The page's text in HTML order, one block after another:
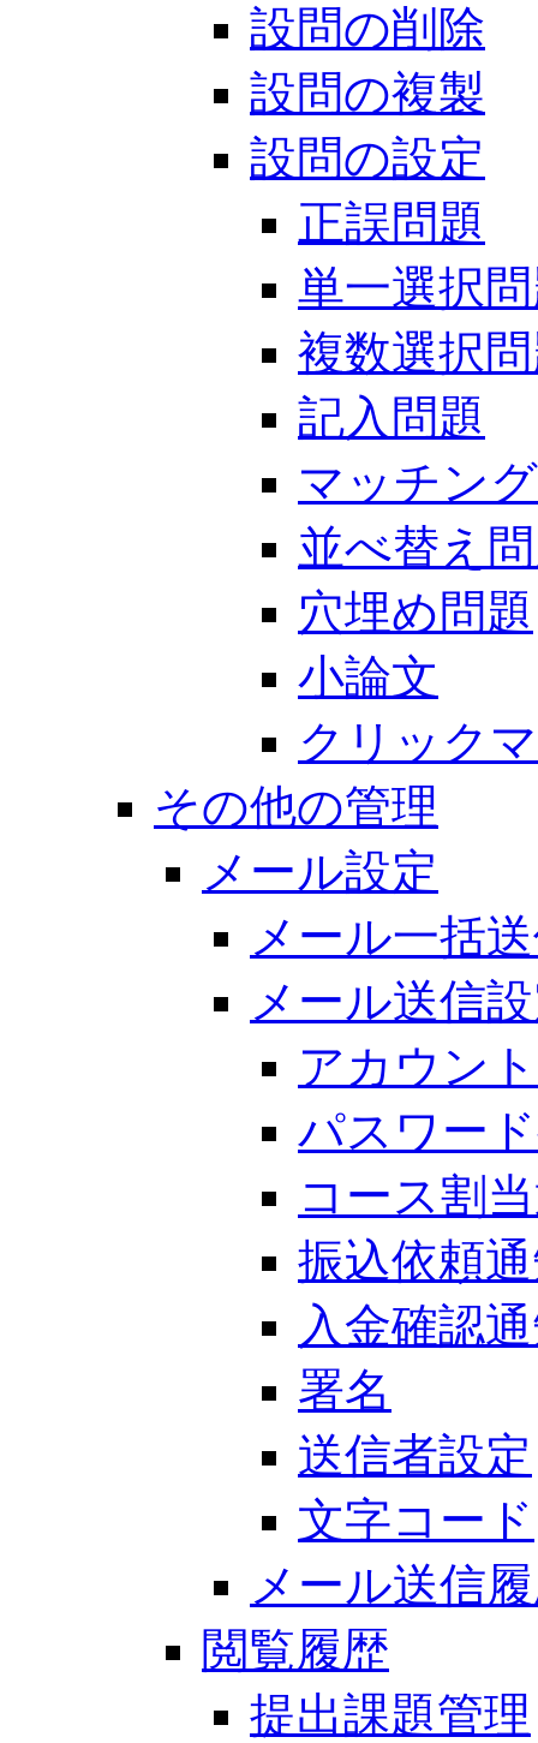
設問の削除
設問の複製
設問の設定
正誤問題
単一選択
複数選択
記入問題
マッチン
並べ替え
穴埋め問題
小論文
クリック
その他の管理
メール設定
メール一括
メール送信
アカウン
パスワー
コース割
振込依頼
入金確認
署名
送信者設定
文字コード
メール送信
閲覧履歴
提出課題管理